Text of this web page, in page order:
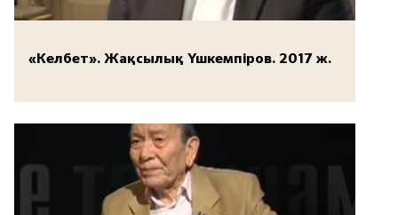
«Келбет». Жақсылық Үшкемпіров. 2017 ж.